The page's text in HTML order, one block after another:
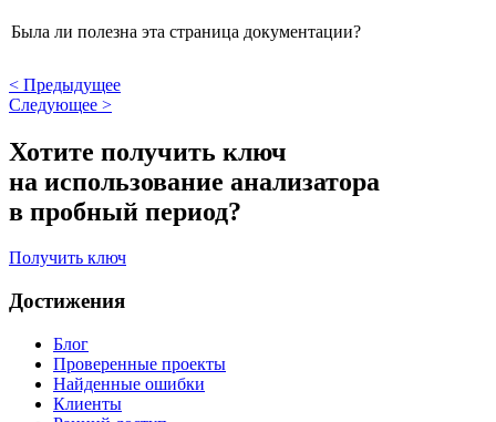
Была ли полезна эта страница документации?
< Предыдущее
Следующее >
Хотите получить ключ
на использование анализатора
в пробный период?
Получить ключ
Достижения
Блог
Проверенные проекты
Найденные ошибки
Клиенты